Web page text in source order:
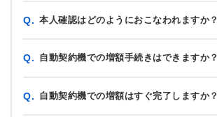
Q. 本人確認はどのようにおこなわれますか？
Q. 自動契約機での増額手続きはできますか？
Q. 自動契約機での増額はすぐ完了しますか？